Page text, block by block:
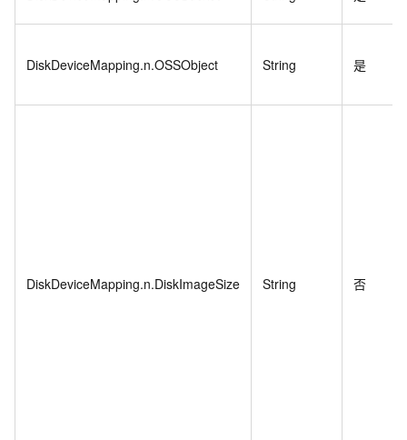
DiskDeviceMapping.n.OSSObject String 是
DiskDeviceMapping.n.DiskImageSize String 否